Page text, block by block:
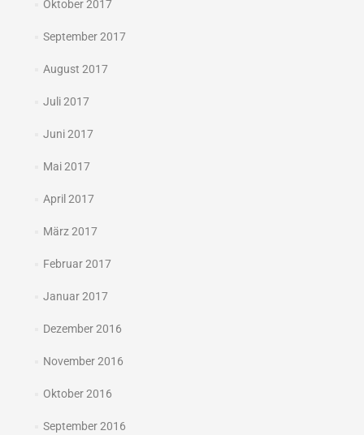
Oktober 2017
September 2017
August 2017
Juli 2017
Juni 2017
Mai 2017
April 2017
März 2017
Februar 2017
Januar 2017
Dezember 2016
November 2016
Oktober 2016
September 2016